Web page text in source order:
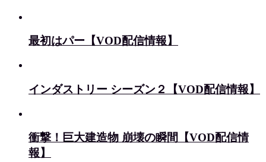
最初はパー【VOD配信情報】
インダストリー シーズン２【VOD配信情報】
衝撃！巨大建造物 崩壊の瞬間【VOD配信情
報】